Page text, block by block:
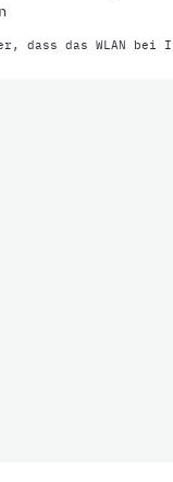
dass das WLAN bei